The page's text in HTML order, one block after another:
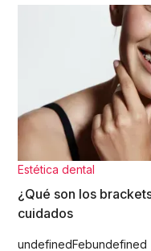
Estética dental
¿Qué son los
cuidados
undefinedFebundefined